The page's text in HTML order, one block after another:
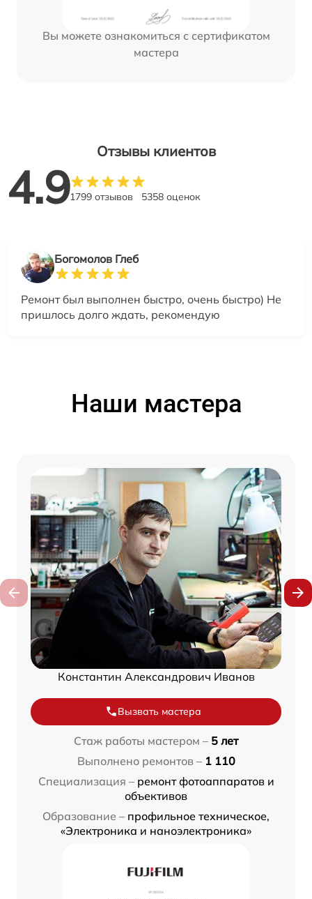
Вы можете ознакомиться с сертификатом
мастера
Отзывы клиентов
4.91799 отзывов 5358 оценок
Богомолов Глеб
Ремонт был выполнен быстро, очень быстро) Не
пришлось долго ждать, рекомендую
Наши мастера
Константин Александрович Иванов
Вызвать мастера
Стаж работы мастером – 5 лет
Выполнено ремонтов – 1 110
Специализация – ремонт фотоаппаратов и
объективов
Образование – профильное техническое,
«Электроника и наноэлектроника»